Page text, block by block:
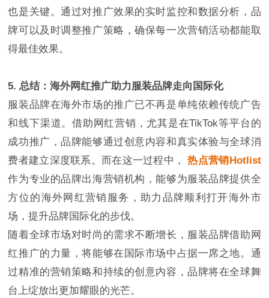
也是关键。通过对推广效果的实时监控和数据分析，品
牌可以及时调整推广策略，确保每一次营销活动都能取
得最佳效果。
5. 总结：海外网红推广助力服装品牌走向国际化
服装品牌在海外市场的推广已不再是单纯依赖传统广告
和线下渠道。借助网红营销，尤其是在TikTok等平台的
成功推广，品牌能够通过创意内容和真实体验与全球消
费者建立深度联系。而在这一过程中，热点营销Hotlist
作为专业的品牌出海营销机构，能够为服装品牌提供全
方位的海外网红营销服务，助力品牌顺利打开海外市
场，提升品牌国际化的步伐。
随着全球市场对时尚的需求不断增长，服装品牌借助网
红推广的力量，将能够在国际市场中占据一席之地。通
过精准的营销策略和持续的创意内容，品牌将在全球舞
台上绽放出更加耀眼的光芒。